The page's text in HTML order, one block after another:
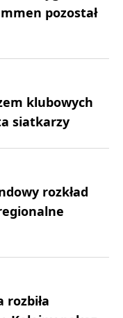
pozostał
klubowych
siatkarzy
rozkład
rozbiła